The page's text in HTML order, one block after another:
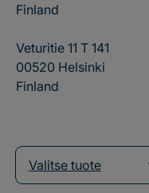
Finland
Veturitie 11 T 141
00520 Helsinki
Finland
Valitse tuote